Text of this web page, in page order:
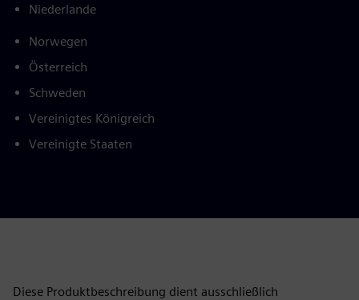
Niederlande
Norwegen
Österreich
Schweden
Vereinigtes Königreich
Vereinigte Staaten
Diese Produktbeschreibung dient ausschließlich